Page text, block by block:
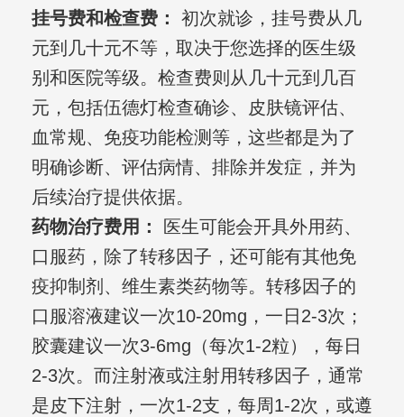
挂号费和检查费：
初次就诊，挂号费从几
元到几十元不等，取决于您选择的医生级
别和医院等级。检查费则从几十元到几百
元，包括伍德灯检查确诊、皮肤镜评估、
血常规、免疫功能检测等，这些都是为了
明确诊断、评估病情、排除并发症，并为
后续治疗提供依据。
药物治疗费用：
医生可能会开具外用药、
口服药，除了转移因子，还可能有其他免
疫抑制剂、维生素类药物等。转移因子的
口服溶液建议一次10-20mg，一日2-3次；
胶囊建议一次3-6mg（每次1-2粒），每日
2-3次。而注射液或注射用转移因子，通常
是皮下注射，一次1-2支，每周1-2次，或遵